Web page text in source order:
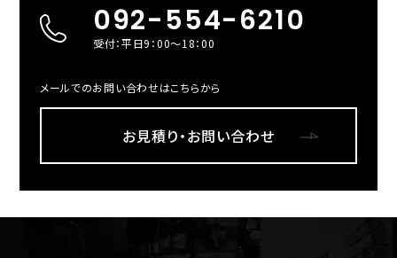
092-554-6210
受付：平日9：00～18：00
メールでのお問い合わせはこちらから
お見積り・お問い合わせ